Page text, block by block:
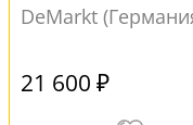
DeMarkt
21 600 ₽